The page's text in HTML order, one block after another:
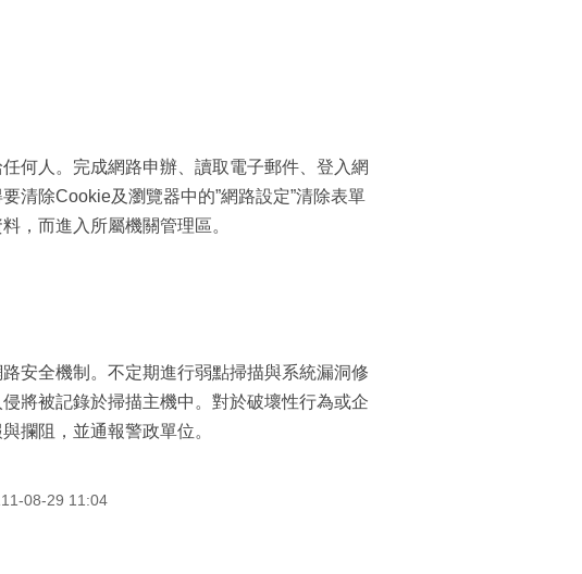
何人。完成網路申辦、讀取電子郵件、登入網
清除Cookie及瀏覽器中的”網路設定”清除表單
，而進入所屬機關管理區。
安全機制。不定期進行弱點掃描與系統漏洞修
將被記錄於掃描主機中。對於破壞性行為或企
攔阻，並通報警政單位。
08-29 11:04